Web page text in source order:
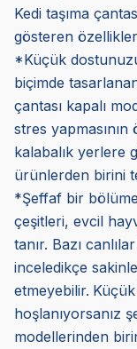
Kedi taşıma
gösteren
*Küçük
biçimde
çantası kapalı
stres
kalabalık yerlere
ürünlerden birini
*Şeffaf bir
çeşitleri, evcil
tanır. Bazı
inceledikçe
etmeyebilir.
hoşlanıyorsanız
modellerinden